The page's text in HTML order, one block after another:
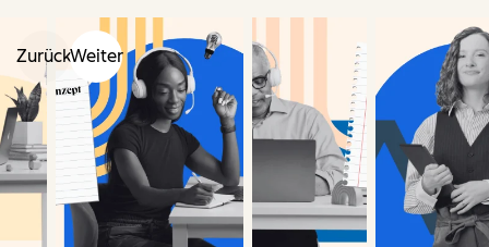
ZurückWeiter